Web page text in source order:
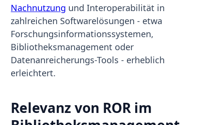
Nachnutzung und Interoperabilität in
zahlreichen Softwarelösungen - etwa
Forschungsinformationssystemen,
Bibliotheksmanagement oder
Datenanreicherungs-Tools - erheblich
erleichtert.
Relevanz von ROR im